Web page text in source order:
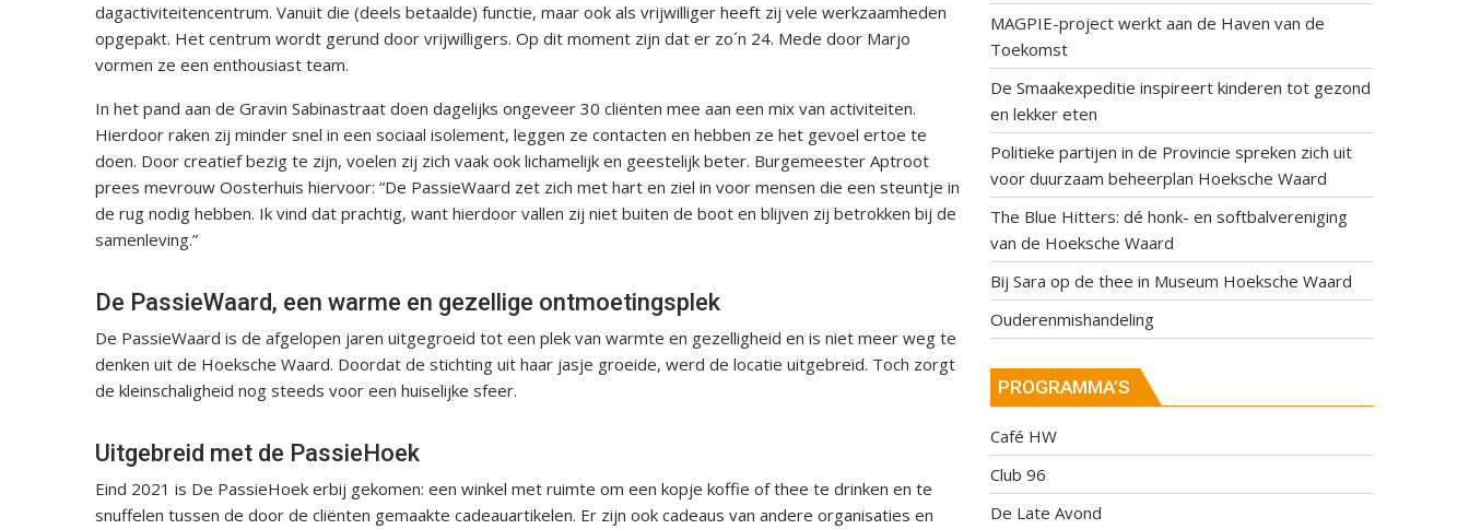
dagactiviteitencentrum. Vanuit die (deels betaalde) functie, maar ook als vrijwilliger heeft zij vele werkzaamheden
opgepakt. Het centrum wordt gerund door vrijwilligers. Op dit moment zijn dat er zo´n 24. Mede door Marjo
vormen ze een enthousiast team.
In het pand aan de Gravin Sabinastraat doen dagelijks ongeveer 30 cliënten mee aan een mix van activiteiten.
Hierdoor raken zij minder snel in een sociaal isolement, leggen ze contacten en hebben ze het gevoel ertoe te
doen. Door creatief bezig te zijn, voelen zij zich vaak ook lichamelijk en geestelijk beter. Burgemeester Aptroot
prees mevrouw Oosterhuis hiervoor: “De PassieWaard zet zich met hart en ziel in voor mensen die een steuntje in
de rug nodig hebben. Ik vind dat prachtig, want hierdoor vallen zij niet buiten de boot en blijven zij betrokken bij de
samenleving.”
De PassieWaard, een warme en gezellige ontmoetingsplek
De PassieWaard is de afgelopen jaren uitgegroeid tot een plek van warmte en gezelligheid en is niet meer weg te
denken uit de Hoeksche Waard. Doordat de stichting uit haar jasje groeide, werd de locatie uitgebreid. Toch zorgt
de kleinschaligheid nog steeds voor een huiselijke sfeer.
Uitgebreid met de PassieHoek
Eind 2021 is De PassieHoek erbij gekomen: een winkel met ruimte om een kopje koffie of thee te drinken en te
snuffelen tussen de door de cliënten gemaakte cadeauartikelen. Er zijn ook cadeaus van andere organisaties en
MAGPIE-project werkt aan de Haven van de
Toekomst
De Smaakexpeditie inspireert kinderen tot gezond
en lekker eten
Politieke partijen in de Provincie spreken zich uit
voor duurzaam beheerplan Hoeksche Waard
The Blue Hitters: dé honk- en softbalvereniging
van de Hoeksche Waard
Bij Sara op de thee in Museum Hoeksche Waard
Ouderenmishandeling
PROGRAMMA’S
Café HW
Club 96
De Late Avond